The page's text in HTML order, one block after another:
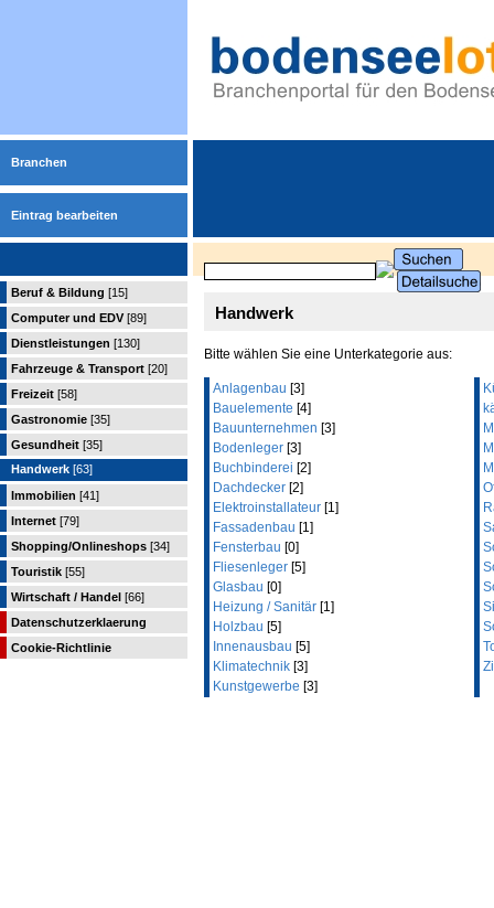
Branchen
Eintrag bearbeiten
Beruf & Bildung [15]
Computer und EDV [89]
Dienstleistungen [130]
Fahrzeuge & Transport [20]
Freizeit [58]
Gastronomie [35]
Gesundheit [35]
Handwerk [63]
Immobilien [41]
Internet [79]
Shopping/Onlineshops [34]
Touristik [55]
Wirtschaft / Handel [66]
Datenschutzerklaerung
Cookie-Richtlinie
Handwerk
Bitte wählen Sie eine Unterkategorie aus:
Anlagenbau [3]
Bauelemente [4]
Bauunternehmen [3]
Bodenleger [3]
Buchbinderei [2]
Dachdecker [2]
Elektroinstallateur [1]
Fassadenbau [1]
Fensterbau [0]
Fliesenleger [5]
Glasbau [0]
Heizung / Sanitär [1]
Holzbau [5]
Innenausbau [5]
Klimatechnik [3]
Kunstgewerbe [3]